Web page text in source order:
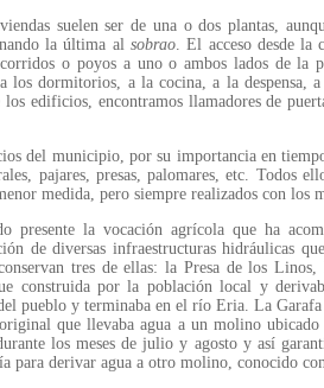
suelen ser de una o dos plantas,
la última al sobrao. El acceso desde la
o poyos a uno o ambos lados de la
a los dormitorios, a la cocina, a la despensa,
edificios, encontramos llamadores de
del municipio, por su importancia en
pajares, presas, palomares, etc. Todos
medida, pero siempre realizados con los
presente la vocación agrícola que ha
de diversas infraestructuras hidráulicas
tres de ellas: la Presa de los
construida por la población local y
pueblo y terminaba en el río Eria. La
que llevaba agua a un molino
los meses de julio y agosto y así
para derivar agua a otro molino, conocido